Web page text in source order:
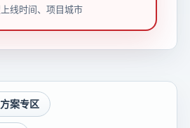
线时间、项目城市
案专区